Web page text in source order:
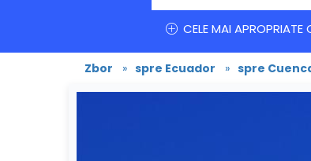
CELE MAI APROPRIATE
Zbor » spre Ecuador » spre